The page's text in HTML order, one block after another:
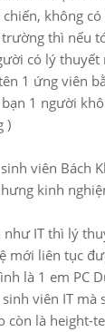
không
thì nếu
có lý
1 ứng viên
1 người
)
viên Bách
kinh
IT thì lý
mới liên tục
là 1 em PC
viên IT mà
còn là height-